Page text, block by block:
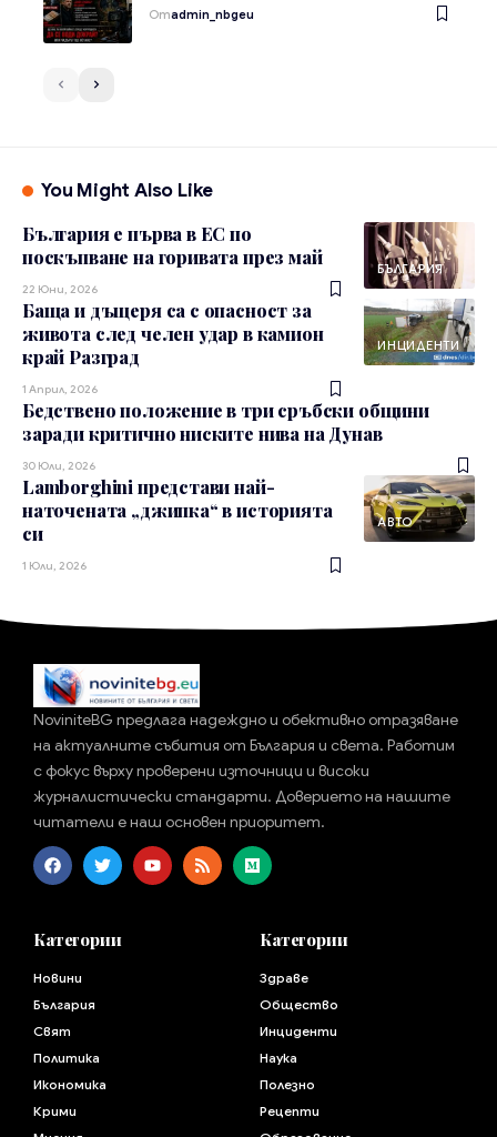
Отadmin_nbgeu
You Might Also Like
БЪЛГАРИЯ
България е първа в ЕС по
поскъпване на горивата през май
22 Юни, 2026
ИНЦИДЕНТИ
Баща и дъщеря са с опасност за
живота след челен удар в камион
край Разград
1 Април, 2026
Бедствено положение в три сръбски общини
заради критично ниските нива на Дунав
30 Юли, 2026
АВТО
Lamborghini представи най-
наточената „джипка“ в историята
си
1 Юли, 2026
NoviniteBG предлага надеждно и обективно отразяване
на актуалните събития от България и света. Работим
с фокус върху проверени източници и високи
журналистически стандарти. Доверието на нашите
читатели е наш основен приоритет.
Категории
Новини
България
Свят
Политика
Икономика
Крими
Категории
Здраве
Общество
Инциденти
Наука
Полезно
Рецепти